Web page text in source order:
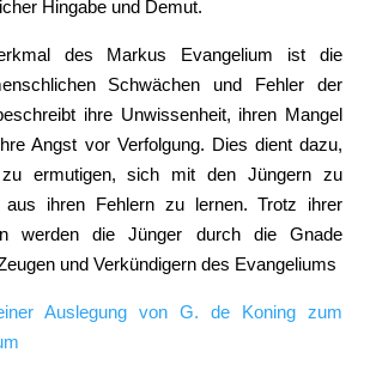
Hingabe und Demut.
des Markus Evangelium ist die
Schwächen und Fehler der
ihre Unwissenheit, ihren Mangel
Angst vor Verfolgung. Dies dient dazu,
ermutigen, sich mit den Jüngern zu
aus ihren Fehlern zu lernen. Trotz ihrer
werden die Jünger durch die Gnade
und Verkündigern des Evangeliums
Auslegung von G. de Koning zum